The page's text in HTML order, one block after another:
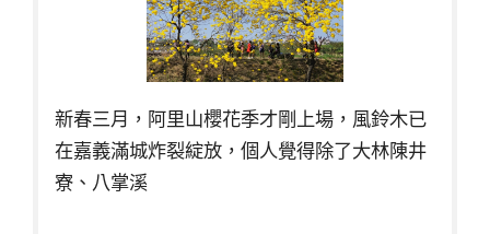
新春三月，阿里山櫻花季才剛上場，風鈴木已
在嘉義滿城炸裂綻放，個人覺得除了大林陳井
寮、八掌溪